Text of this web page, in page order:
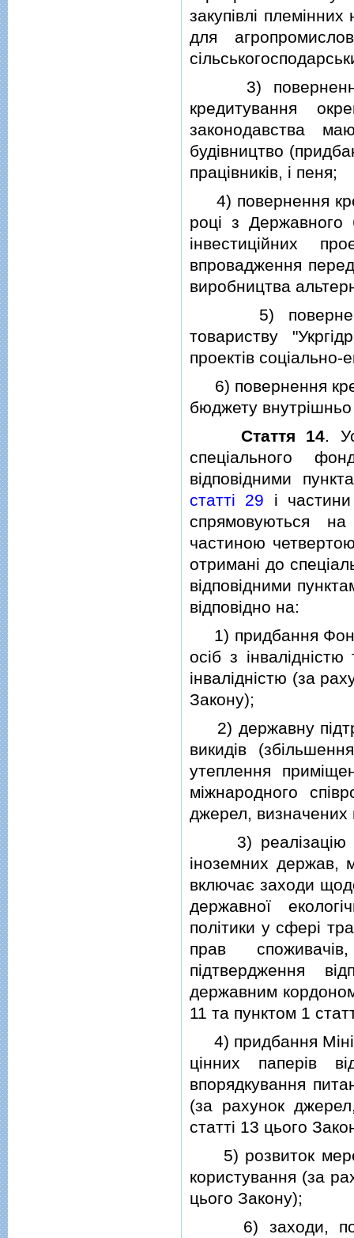
закупiвлi племiнних
для
3) повернення
кредитування
законодавства
будiвництво
працiвникiв, i пеня;
4) повернення
роцi з Державного
iнвестицiйних
впровадження
виробництва
5) повернення
товариству
проектiв соцiально-
6) повернення
бюджету
Стаття 14.
спецiального
вiдповiдними
статтi 29 i
спрямовуються
частиною
отриманi до
вiдповiдними
вiдповiдно на:
1) придбання
осiб з iнвалiднiстю
iнвалiднiстю (за
Закону);
2) державну
викидiв
утеплення
мiжнародного
джерел, визначених
3) реалiзацiю
iноземних держав,
включає заходи
державної
полiтики у сферi
прав
пiдтвердження
державним
11 та пунктом 1
4) придбання
цiнних паперiв
впорядкування
(за рахунок
статтi 13 цього
5) розвиток
користування (за
цього Закону);
6) заходи,